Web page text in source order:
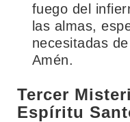
fuego del
las almas,
necesitadas
Amén.
Tercer
Espíritu